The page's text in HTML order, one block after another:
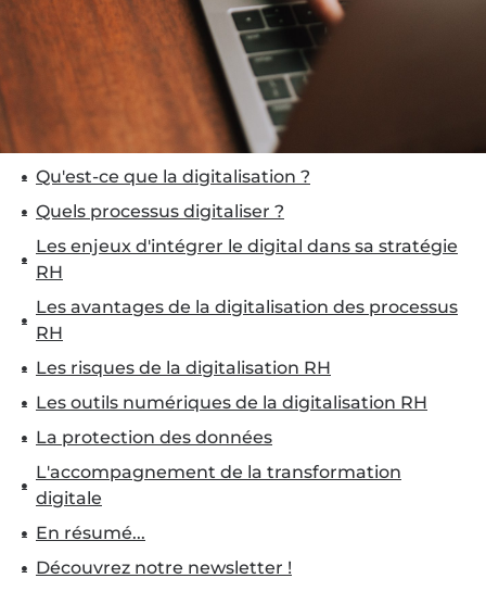
Qu'est-ce que la digitalisation ?
Quels processus digitaliser ?
Les enjeux d'intégrer le digital dans sa stratégie
RH
Les avantages de la digitalisation des processus
RH
Les risques de la digitalisation RH
Les outils numériques de la digitalisation RH
La protection des données
L'accompagnement de la transformation
digitale
En résumé...
Découvrez notre newsletter !